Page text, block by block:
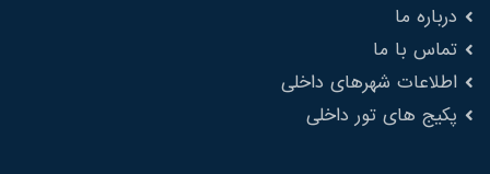
درباره ما
تماس با ما
اطلاعات شهرهای داخلی
پکیج های تور داخلی